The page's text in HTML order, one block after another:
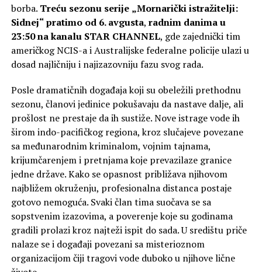
nešto da sakrije, a dokazi polako upućuju na zločin iz
strasti i dobro skrivene osvete.
Zahvaljujući oznaci 12++, ova uzbudljiva epizoda garantuje
složeniju dramsku strukturu i zreliji pristup rešavanju
zločina, savršeno balansirajući između ozbiljne istrage i
produkcija i prelepi kadrovi Kariba čine ovaj naslov
savršenim izborom za završetak dana uz vrhunski
televizijski program. Prepustite se uzbudljivoj detektivskoj
avanturi i pogledajte sedmu epizodu sedme sezone serije
„Smrtonosni tropi“ večeras u 22:05 na kanalu Star Crime.
Foto Promo
SLIČNE TEME FEATURED
AKTUELNO